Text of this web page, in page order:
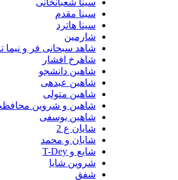
سینا شعبانخانی
سینا مقدم
سینا هاترد
شارمین
شاهد سبحانی فر و نیما تاری
شاهرخ افشار
شاهین دانشجو
شاهین عبدهی
شاهین متولی
شاهین و شروین محافظت کار
شاهین یوسفی
شایان ع 2
شایان و محمد
شایع و T-Dey
شروین شایا